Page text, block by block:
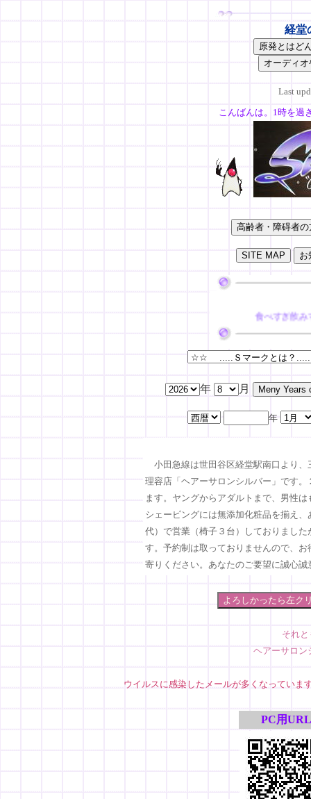
経堂
Last
こんばんは。1時を過
●シルバー
さ
食べすぎ飲
現代は腹７分
とはいえ、ろくな栄
あなたの
毛髪の手入れ
ちょっと
ご意見
年 月
年
小田急線は世田谷区経堂駅南口より、
理容店「ヘアーサロンシルバー」です
ます。ヤングからアダルトまで、男性
シェービングには無添加化粧品を揃え
代）で営業（椅子３台）しておりまし
す。予約制は取っておりませんので、
寄りください。あなたのご要望に誠心
それ
ヘアーサロン
ウイルスに感染したメールが多くなっていま
PC用URL